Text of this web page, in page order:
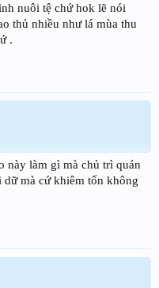
nuôi tệ chứ hok lẽ nói
thủ nhiều như lá mùa thu
.
này làm gì mà chủ trì quán
mà cứ khiêm tốn không